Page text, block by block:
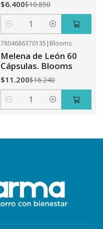
$6.400$10.850
Cantidad
7804686370135 | Blooms
Melena de León 60
Cápsulas. Blooms
$11.200$16.240
Cantidad